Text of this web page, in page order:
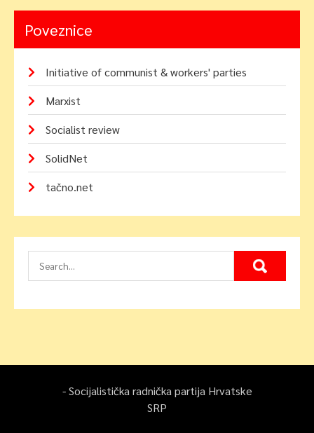
Poveznice
Initiative of communist & workers' parties
Marxist
Socialist review
SolidNet
tačno.net
- Socijalistička radnička partija Hrvatske
SRP